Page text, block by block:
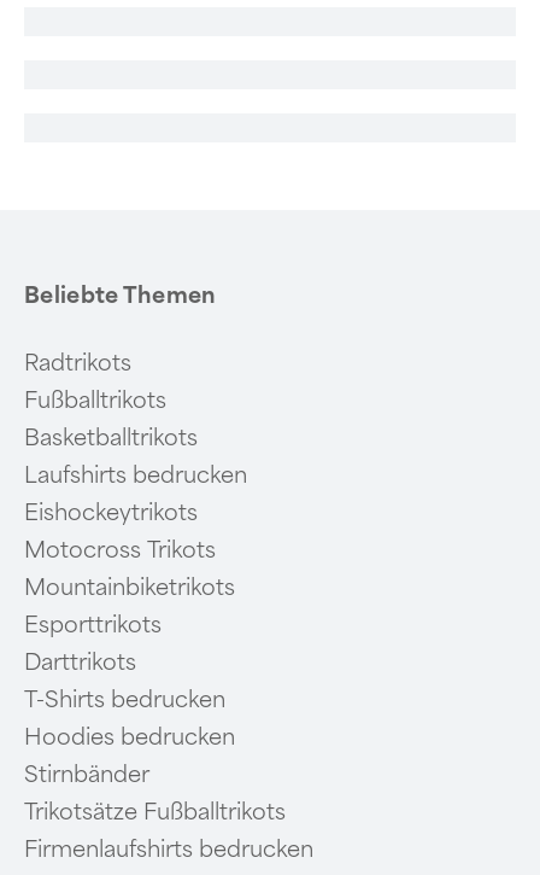
Beliebte Themen
Radtrikots
Fußballtrikots
Basketballtrikots
Laufshirts bedrucken
Eishockeytrikots
Motocross Trikots
Mountainbiketrikots
Esporttrikots
Darttrikots
T-Shirts bedrucken
Hoodies bedrucken
Stirnbänder
Trikotsätze Fußballtrikots
Firmenlaufshirts bedrucken